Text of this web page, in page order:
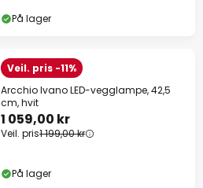
På lager
Veil. pris -11%
Arcchio Ivano LED-vegglampe, 42,5
cm, hvit
1 059,00 kr
Veil. pris1 199,00 kr
På lager